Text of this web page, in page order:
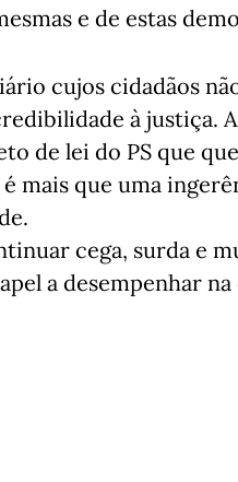
e de estas
cujos cidadãos
à justiça.
de lei do PS que
mais que uma
cega, surda e
a desempenhar na